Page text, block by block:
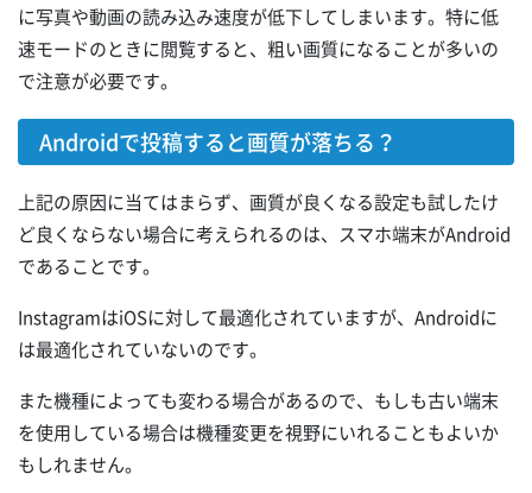
に写真や動画の読み込み速度が低下してしまいます。特に低
速モードのときに閲覧すると、粗い画質になることが多いの
で注意が必要です。
Androidで投稿すると画質が落ちる？
上記の原因に当てはまらず、画質が良くなる設定も試したけ
ど良くならない場合に考えられるのは、スマホ端末がAndroid
であることです。
InstagramはiOSに対して最適化されていますが、Androidに
は最適化されていないのです。
また機種によっても変わる場合があるので、もしも古い端末
を使用している場合は機種変更を視野にいれることもよいか
もしれません。